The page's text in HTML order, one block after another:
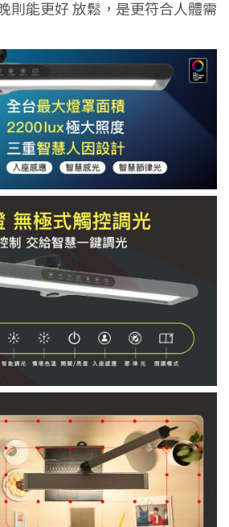
則能更好 放鬆，是更符合人體需